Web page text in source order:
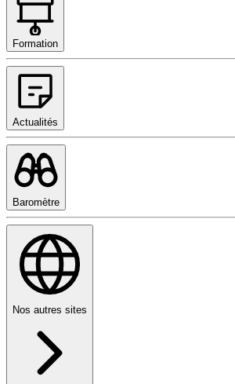
Formation
Actualités
Baromètre
Nos autres sites